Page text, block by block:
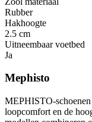
Rubber
Hakhoogte
2.5 cm
Uitneembaar voetbed
Ja
Mephisto
MEPHISTO-schoenen
loopcomfort en de